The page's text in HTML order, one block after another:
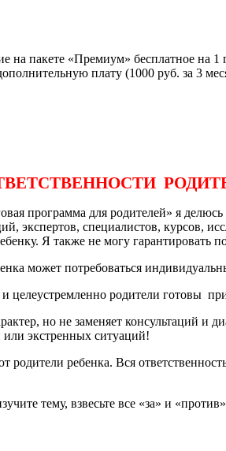
на пакете «Премиум» бесплатное на
плату (1000 руб. за 3
программа для родителей» я
экспертов, специалистов, курсов,
Я также не могу гарантировать
может потребоваться
целеустремленно родители готовы
но не заменяет консультаций и
экстренных ситуаций!
ребенка. Вся
тему, взвесьте все «за» и